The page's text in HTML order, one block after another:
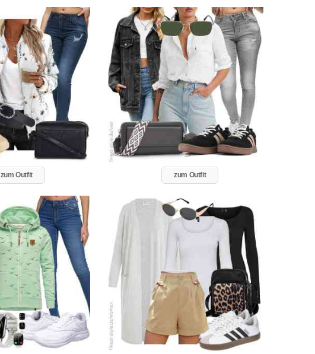
zum Outfit zum Outfit